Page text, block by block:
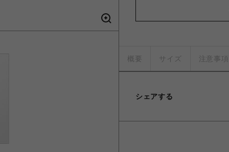
概要 サイズ 注意事項
シェアする